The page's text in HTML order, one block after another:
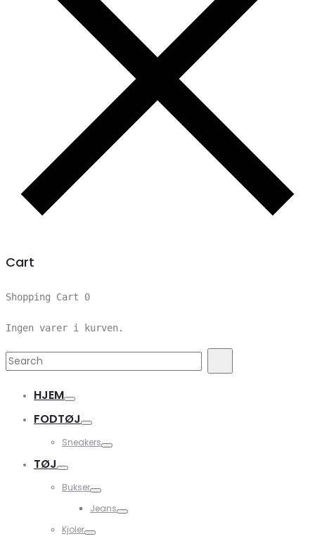
Cart
Shopping Cart 0
Ingen varer i kurven.
Search
HJEM
FODTØJ
Sneakers
TØJ
Bukser
Jeans
Kjoler